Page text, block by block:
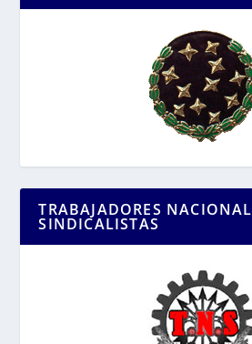
TRABAJADORES NACIONAL
SINDICALISTAS